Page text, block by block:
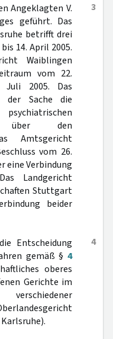
3
Angeklagten V.
geführt. Das
betrifft drei
14. April 2005.
Waiblingen
vom 22.
2005. Das
der Sache die
über den
Amtsgericht
vom 26.
eine Verbindung
Landgericht
Stuttgart
beider
4
Entscheidung
gemäß § 4
oberes
Gerichte im